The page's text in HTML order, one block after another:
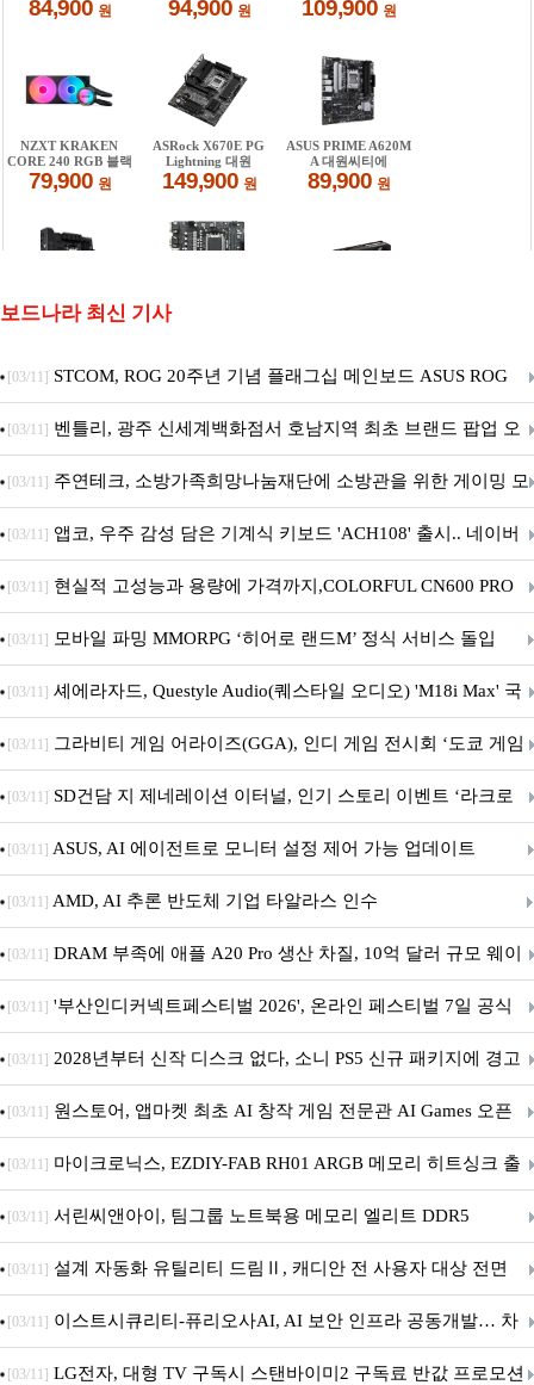
보드나라 최신 기사
[03/11] STCOM, ROG 20주년 기념 플래그십 메인보드 ASUS ROG
Crosshair X870E EDITION 20 국내 출시 예정
[03/11] 벤틀리, 광주 신세계백화점서 호남지역 최초 브랜드 팝업 오
픈
[03/11] 주연테크, 소방가족희망나눔재단에 소방관을 위한 게이밍 모
니터·스마트 펫 침대 기부
[03/11] 앱코, 우주 감성 담은 기계식 키보드 'ACH108' 출시.. 네이버
브랜드데이 기획전 진행
[03/11] 현실적 고성능과 용량에 가격까지,COLORFUL CN600 PRO
M.2 NVMe 디앤디컴 1TB
[03/11] 모바일 파밍 MMORPG ‘히어로 랜드M’ 정식 서비스 돌입
[03/11] 셰에라자드, Questyle Audio(퀘스타일 오디오) 'M18i Max' 국
내 정식 출시
[03/11] 그라비티 게임 어라이즈(GGA), 인디 게임 전시회 ‘도쿄 게임
던전 13’ 참가!
[03/11] SD건담 지 제네레이션 이터널, 인기 스토리 이벤트 ‘라크로
아의 용사’ 재개최 및 풍성한 기념 이벤트 실시!
[03/11] ASUS, AI 에이전트로 모니터 설정 제어 가능 업데이트
[03/11] AMD, AI 추론 반도체 기업 타알라스 인수
[03/11] DRAM 부족에 애플 A20 Pro 생산 차질, 10억 달러 규모 웨이
퍼 대기
[03/11] '부산인디커넥트페스티벌 2026', 온라인 페스티벌 7일 공식
개막... 22일간 진행
[03/11] 2028년부터 신작 디스크 없다, 소니 PS5 신규 패키지에 경고
문 추가
[03/11] 원스토어, 앱마켓 최초 AI 창작 게임 전문관 AI Games 오픈
[03/11] 마이크로닉스, EZDIY-FAB RH01 ARGB 메모리 히트싱크 출
시
[03/11] 서린씨앤아이, 팀그룹 노트북용 메모리 엘리트 DDR5
5600MHz 16GB 출시
[03/11] 설계 자동화 유틸리티 드림Ⅱ, 캐디안 전 사용자 대상 전면
무상 배포
[03/11] 이스트시큐리티-퓨리오사AI, AI 보안 인프라 공동개발… 차
세대 AI 보안 플랫폼 구축
[03/11] LG전자, 대형 TV 구독시 스탠바이미2 구독료 반값 프로모션